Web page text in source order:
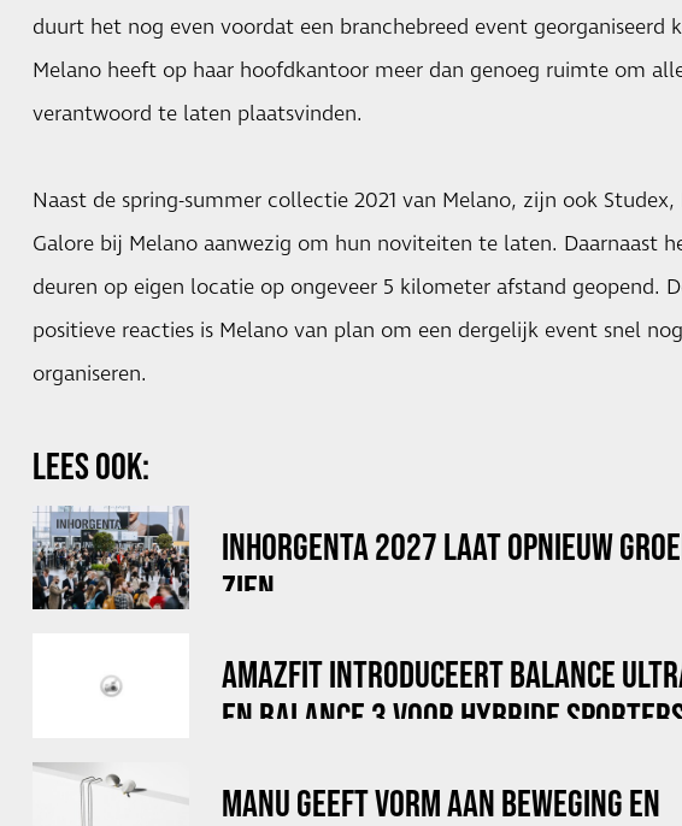
duurt het nog even voordat een branchebreed event georganiseerd
Melano heeft op haar hoofdkantoor meer dan genoeg ruimte om
verantwoord te laten plaatsvinden.
Naast de spring-summer collectie 2021 van Melano, zijn ook
Galore bij Melano aanwezig om hun noviteiten te laten. Daarnaast
deuren op eigen locatie op ongeveer 5 kilometer afstand geopend.
positieve reacties is Melano van plan om een dergelijk event snel
organiseren.
LEES OOK:
INHORGENTA 2027 LAAT OPNIEUW
ZIEN
AMAZFIT INTRODUCEERT BALANCE
EN BALANCE 3 VOOR HYBRIDE
MANU GEEFT VORM AAN BEWEGING EN